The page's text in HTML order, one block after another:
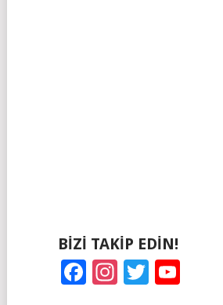
BIZI TAKIP EDIN!
Facebook
Instagram
Twitter